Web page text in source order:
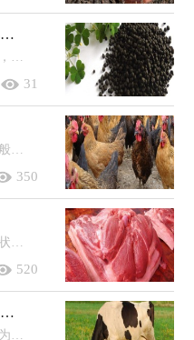
生物有机肥是什么肥料 有机肥的生产工艺流程
生物有机肥是一种特殊的有机肥料，其以微生物及各种残体为原料，经过各种有机沉淀物的发酵催熟，最终形成的既有微生物肥功效又兼具有机...
31
禽类中没有哺乳动物。哺乳动物一般是指全身被毛、运动速度快、恒温胎生、体内有膈的脊椎动物，因可以通过乳腺分泌乳汁来给幼体哺乳...
350
看表皮：病猪肉的表皮上一般有形状不同的疹块、斑点和出血点，甚至有时候会出现弥漫性出血的现象，也有的会出现红色或黄色的隆起疹块。...
520
母牛突然总叫怎么回事 是缺营养吗
母牛忽然一直发出叫声有可能是因为它发情了，在发情期间，母牛表现为兴奋躁动，不停哞叫，外阴肿胀并且湿润，并且有着黏液排出；也有可能是因...